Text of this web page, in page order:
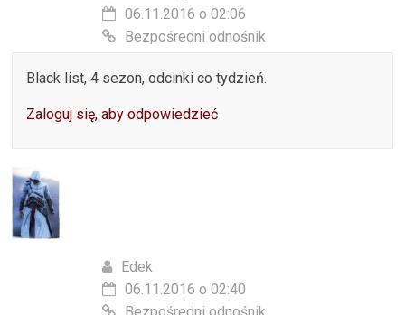
06.11.2016 o 02:06
Bezpośredni odnośnik
Black list, 4 sezon, odcinki co tydzień.
Zaloguj się, aby odpowiedzieć
Edek
06.11.2016 o 02:40